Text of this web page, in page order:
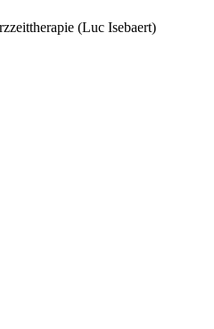
(Luc Isebaert)